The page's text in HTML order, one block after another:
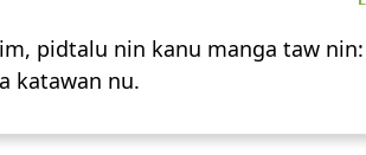
pidtalu nin kanu manga taw
katawan nu.